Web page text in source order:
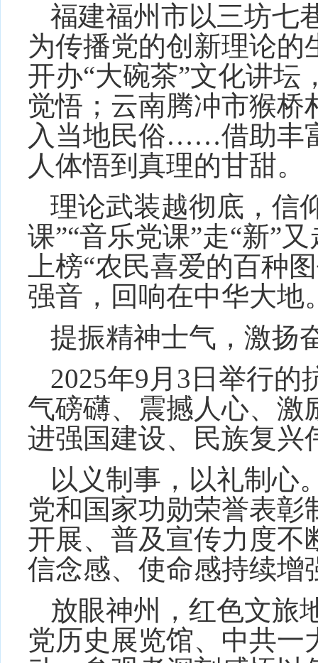
福建福州市以三坊七
为传播党的创新理论
开办“大碗茶”文化讲坛
觉悟；云南腾冲市猴桥
入当地民俗……借助丰
人体悟到真理的甘甜。
理论武装越彻底，信
课”“音乐党课”走“新”
上榜“农民喜爱的百种
强音，回响在中华大地
提振精神士气，激扬
2025年9月3日举行
气磅礴、震撼人心、激
进强国建设、民族复兴
以义制事，以礼制心
党和国家功勋荣誉表
开展、普及宣传力度不
信念感、使命感持续增
放眼神州，红色文旅
党历史展览馆、中共一